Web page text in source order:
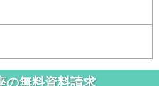
の無料資料請求